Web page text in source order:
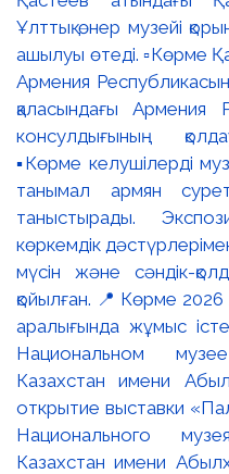
Ұлттық өнер музейі
ашылуы өтеді. ▫️Көрме
Армения
қаласындағы Армения
консулдығының
▪️Көрме келушілерді
танымал армян
таныстырады.
көркемдік
мүсін және сәндік-
қойылған. 📍 Көрме
аралығында жұмыс
Национальном
Казахстан имени
открытие выставки
Национального
Казахстан имени